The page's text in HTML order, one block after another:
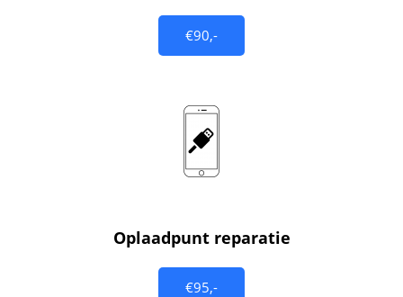
€90,-
Oplaadpunt reparatie
€95,-